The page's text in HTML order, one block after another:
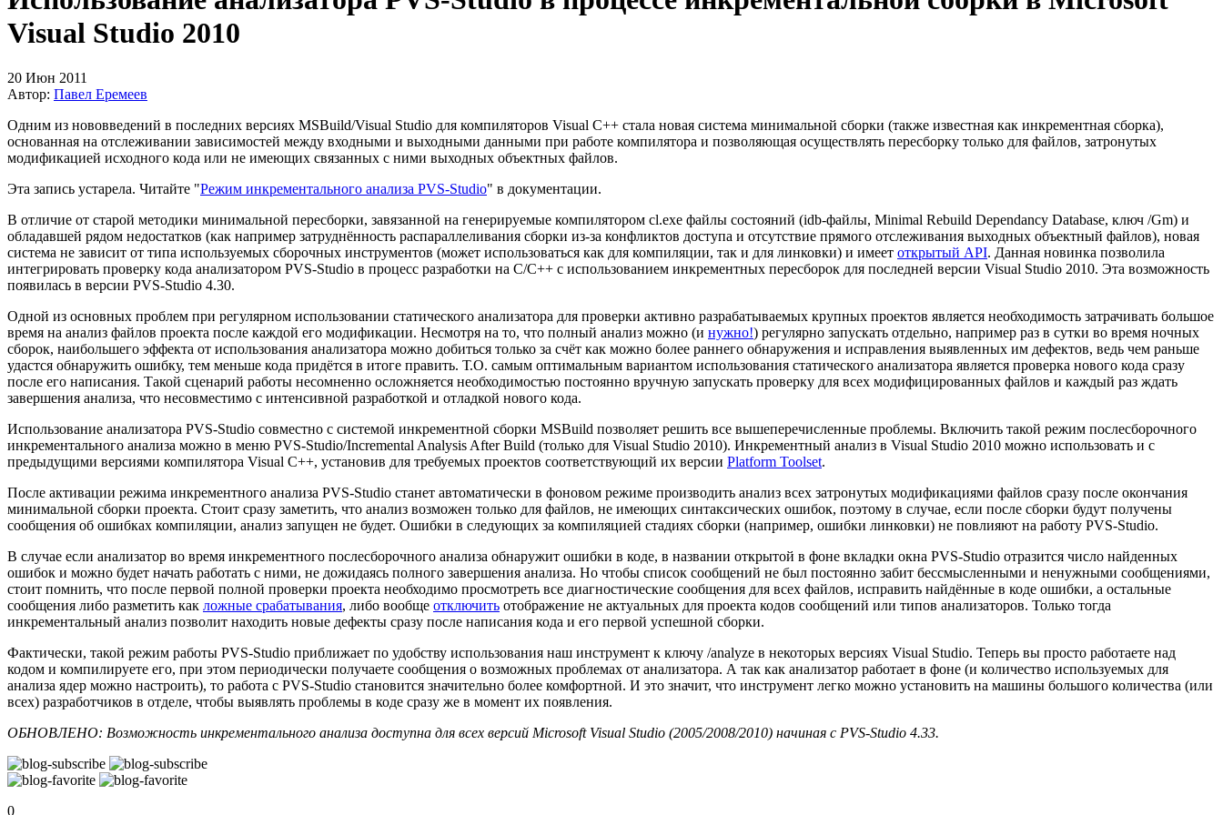
Visual Studio 2010
20 Июн 2011
Автор: Павел Еремеев
Одним из нововведений в последних версиях MSBuild/Visual Studio для компиляторов Visual C++ стала новая система минимальной сборки (также известная как инкрементная сборка),
основанная на отслеживании зависимостей между входными и выходными данными при работе компилятора и позволяющая осуществлять пересборку только для файлов, затронутых
модификацией исходного кода или не имеющих связанных с ними выходных объектных файлов.
Эта запись устарела. Читайте "Режим инкрементального анализа PVS-Studio" в документации.
В отличие от старой методики минимальной пересборки, завязанной на генерируемые компилятором cl.exe файлы состояний (idb-файлы, Minimal Rebuild Dependancy Database, ключ /Gm) и
обладавшей рядом недостатков (как например затруднённость распараллеливания сборки из-за конфликтов доступа и отсутствие прямого отслеживания выходных объектный файлов), новая
система не зависит от типа используемых сборочных инструментов (может использоваться как для компиляции, так и для линковки) и имеет открытый API. Данная новинка позволила
интегрировать проверку кода анализатором PVS-Studio в процесс разработки на C/C++ с использованием инкрементных пересборок для последней версии Visual Studio 2010. Эта возможность
появилась в версии PVS-Studio 4.30.
Одной из основных проблем при регулярном использовании статического анализатора для проверки активно разрабатываемых крупных проектов является необходимость затрачивать большое
время на анализ файлов проекта после каждой его модификации. Несмотря на то, что полный анализ можно (и нужно!) регулярно запускать отдельно, например раз в сутки во время ночных
сборок, наибольшего эффекта от использования анализатора можно добиться только за счёт как можно более раннего обнаружения и исправления выявленных им дефектов, ведь чем раньше
удастся обнаружить ошибку, тем меньше кода придётся в итоге править. Т.О. самым оптимальным вариантом использования статического анализатора является проверка нового кода сразу
после его написания. Такой сценарий работы несомненно осложняется необходимостью постоянно вручную запускать проверку для всех модифицированных файлов и каждый раз ждать
завершения анализа, что несовместимо с интенсивной разработкой и отладкой нового кода.
Использование анализатора PVS-Studio совместно с системой инкрементной сборки MSBuild позволяет решить все вышеперечисленные проблемы. Включить такой режим послесборочного
инкрементального анализа можно в меню PVS-Studio/Incremental Analysis After Build (только для Visual Studio 2010). Инкрементный анализ в Visual Studio 2010 можно использовать и с
предыдущими версиями компилятора Visual C++, установив для требуемых проектов соответствующий их версии Platform Toolset.
После активации режима инкрементного анализа PVS-Studio станет автоматически в фоновом режиме производить анализ всех затронутых модификациями файлов сразу после окончания
минимальной сборки проекта. Стоит сразу заметить, что анализ возможен только для файлов, не имеющих синтаксических ошибок, поэтому в случае, если после сборки будут получены
сообщения об ошибках компиляции, анализ запущен не будет. Ошибки в следующих за компиляцией стадиях сборки (например, ошибки линковки) не повлияют на работу PVS-Studio.
В случае если анализатор во время инкрементного послесборочного анализа обнаружит ошибки в коде, в названии открытой в фоне вкладки окна PVS-Studio отразится число найденных
ошибок и можно будет начать работать с ними, не дожидаясь полного завершения анализа. Но чтобы список сообщений не был постоянно забит бессмысленными и ненужными сообщениями,
стоит помнить, что после первой полной проверки проекта необходимо просмотреть все диагностические сообщения для всех файлов, исправить найдённые в коде ошибки, а остальные
сообщения либо разметить как ложные срабатывания, либо вообще отключить отображение не актуальных для проекта кодов сообщений или типов анализаторов. Только тогда
инкрементальный анализ позволит находить новые дефекты сразу после написания кода и его первой успешной сборки.
Фактически, такой режим работы PVS-Studio приближает по удобству использования наш инструмент к ключу /analyze в некоторых версиях Visual Studio. Теперь вы просто работаете над
кодом и компилируете его, при этом периодически получаете сообщения о возможных проблемах от анализатора. А так как анализатор работает в фоне (и количество используемых для
анализа ядер можно настроить), то работа с PVS-Studio становится значительно более комфортной. И это значит, что инструмент легко можно установить на машины большого количества (или
всех) разработчиков в отделе, чтобы выявлять проблемы в коде сразу же в момент их появления.
ОБНОВЛЕНО: Возможность инкрементального анализа доступна для всех версий Microsoft Visual Studio (2005/2008/2010) начиная с PVS-Studio 4.33.
0